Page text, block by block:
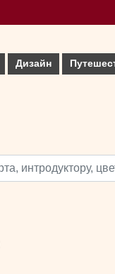
Дизайн